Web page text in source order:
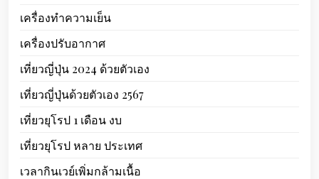
เครื่องทำความเย็น
เครื่องปรับอากาศ
เที่ยวญี่ปุ่น 2024 ด้วยตัวเอง
เที่ยวญี่ปุ่นด้วยตัวเอง 2567
เที่ยวยุโรป 1 เดือน งบ
เที่ยวยุโรป หลาย ประเทศ
เวลากินเวย์เพิ่มกล้ามเนื้อ